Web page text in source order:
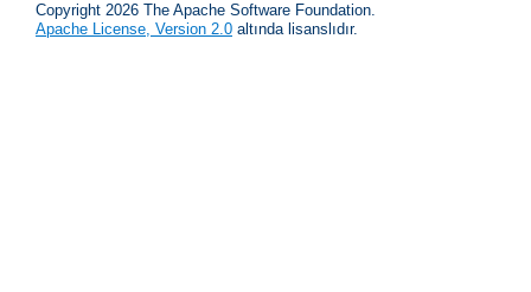
Copyright 2026 The Apache Software Foundation.
Apache License, Version 2.0 altında lisanslıdır.